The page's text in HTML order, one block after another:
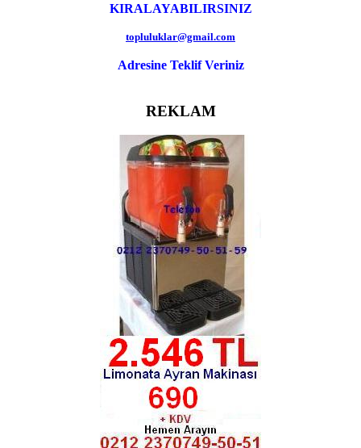
KIRALAYABILIRSINIZ
topluluklar@gmail.com
Adresine Teklif Veriniz
REKLAM